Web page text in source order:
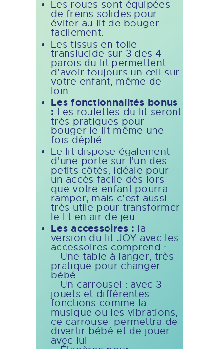
Les roues sont équipées
de freins solides pour
éviter au lit de bouger
facilement.
Les tissus en toile
translucide sur 3 des 4
parois du lit permettent
d’avoir toujours un œil sur
votre enfant, même de
loin.
Les fonctionnalités bonus
: Les roulettes du lit seront
très pratiques pour
bouger le lit même une
fois déplié.
Le lit dispose également
d’une porte sur l’un des
petits côtés, idéale pour
un accès facile dès lors
que votre enfant pourra
ramper, mais c’est aussi
très utile pour transformer
le lit en air de jeu.
Les accessoires : la
version du lit JOY avec les
accessoires comprend :
– Une table à langer, très
pratique pour changer
bébé
– Un carrousel : avec 3
jouets et différentes
fonctions comme la
musique ou les vibrations,
ce carrousel permettra de
divertir bébé et de jouer
avec lui